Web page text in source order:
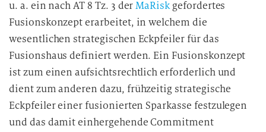
u. a. ein nach AT 8 Tz. 3 derMaRiskgefordertes
Fusionskonzept erarbeitet, in welchem die
wesentlichen strategischen Eckpfeiler für das
Fusionshaus definiert werden. Ein Fusionskonzept
ist zum einen aufsichtsrechtlich erforderlich und
dient zum anderen dazu, frühzeitig strategische
Eckpfeiler einer fusionierten Sparkasse festzulegen
und das damit einhergehende Commitment